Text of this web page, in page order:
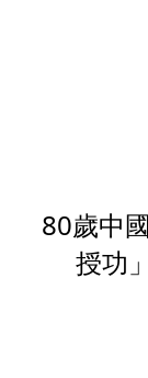
80歲中
授功